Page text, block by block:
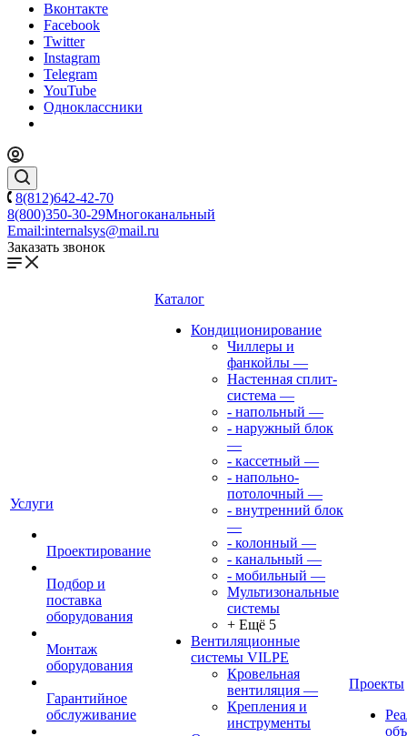
Вконтакте
Facebook
Twitter
Instagram
Telegram
YouTube
Одноклассники
8(812)642-42-70
8(800)350-30-29Многоканальный
Email:internalsys@mail.ru
Заказать звонок
Услуги
Проектирование
Подбор и
поставка
оборудования
Монтаж
оборудования
Гарантийное
обслуживание
Каталог
Кондиционирование
Чиллеры и
фанкойлы —
Настенная сплит-
система —
- напольный —
- наружный блок
—
- кассетный —
- напольно-
потолочный —
- внутренний блок
—
- колонный —
- канальный —
- мобильный —
Мультизональные
системы
+ Ещё 5
Вентиляционные
системы VILPE
Кровельная
вентиляция —
Крепления и
инструменты
Проекты